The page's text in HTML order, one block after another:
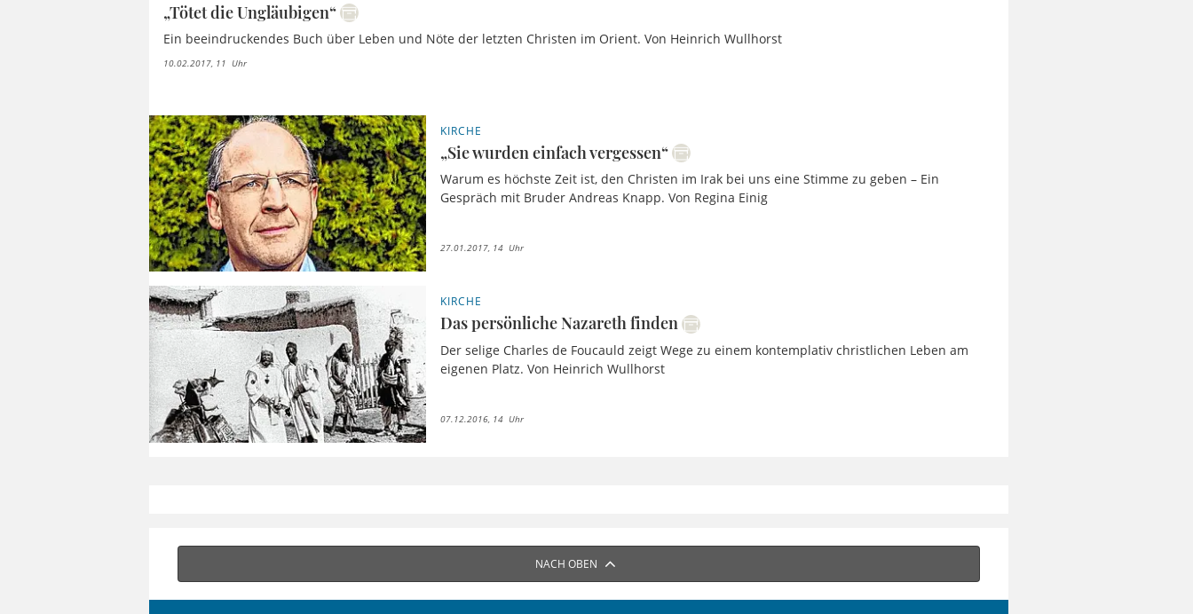
„Tötet die Ungläubigen“
Ein beeindruckendes Buch über Leben und Nöte der letzten Christen im Orient. Von Heinrich Wullhorst
10.02.2017, 11 Uhr
KIRCHE
„Sie wurden einfach vergessen“
Warum es höchste Zeit ist, den Christen im Irak bei uns eine Stimme zu geben – Ein
Gespräch mit Bruder Andreas Knapp. Von Regina Einig
27.01.2017, 14 Uhr
KIRCHE
Das persönliche Nazareth finden
Der selige Charles de Foucauld zeigt Wege zu einem kontemplativ christlichen Leben am
eigenen Platz. Von Heinrich Wullhorst
07.12.2016, 14 Uhr
NACH OBEN